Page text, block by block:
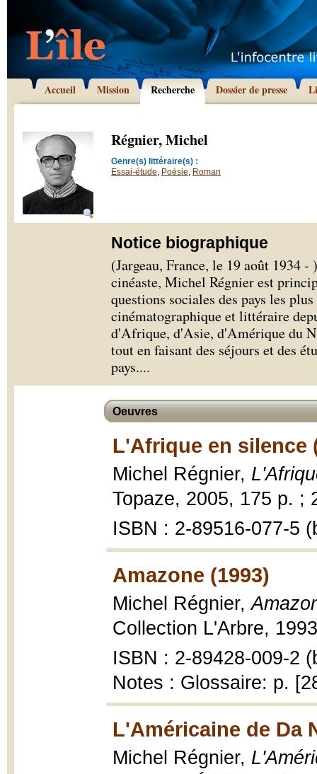
Accueil Mission Recherche Dossier de presse
Régnier, Michel
Genre(s) littéraire(s) :
Essai-étude, Poésie, Roman
Notice biographique
(Jargeau, France, le 19 août 1934
cinéaste, Michel Régnier est
questions sociales des pays les
cinématographique et littéraire
d'Afrique, d'Asie, d'Amérique du
tout en faisant des séjours et des
pays....
Oeuvres
L'Afrique en silence
Michel Régnier,
Topaze, 2005, 175 p. ;
ISBN : 2-89516-077-5
Amazone (1993)
Michel Régnier,
Collection L'Arbre,
ISBN : 2-89428-009-2
Notes : Glossaire: p.
L'Américaine de Da
Michel Régnier,